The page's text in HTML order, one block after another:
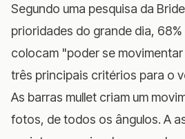
Segundo uma pesquisa da
prioridades do grande dia,
colocam "poder se
três principais critérios para o
As barras mullet criam um
fotos, de todos os ângulos. A